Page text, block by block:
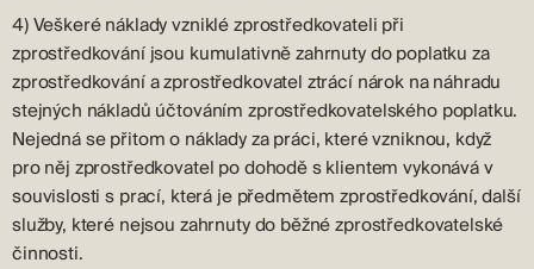
4) Veškeré náklady vzniklé zprostředkovateli při
zprostředkování jsou kumulativně zahrnuty do poplatku za
zprostředkování a zprostředkovatel ztrácí nárok na náhradu
stejných nákladů účtováním zprostředkovatelského poplatku.
Nejedná se přitom o náklady za práci, které vzniknou, když
pro něj zprostředkovatel po dohodě s klientem vykonává v
souvislosti s prací, která je předmětem zprostředkování, další
služby, které nejsou zahrnuty do běžné zprostředkovatelské
činnosti.